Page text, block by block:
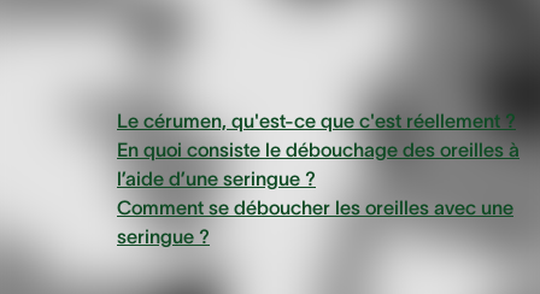
Vue d'ensemble
Le cérumen, qu'est-ce que c'est réellement ?
En quoi consiste le débouchage des oreilles à
l’aide d’une seringue ?
Comment se déboucher les oreilles avec une
seringue ?